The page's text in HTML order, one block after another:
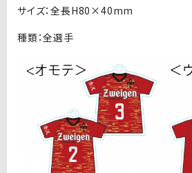
サイズ：全長H80×40mm
種類：全選手